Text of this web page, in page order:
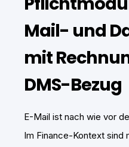
Mail- und
mit
DMS-Bezug
E-Mail ist nach wie vor
Im Finance-Kontext sind